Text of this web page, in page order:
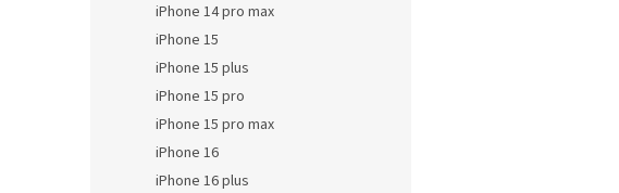
iPhone 14 pro max
iPhone 15
iPhone 15 plus
iPhone 15 pro
iPhone 15 pro max
iPhone 16
iPhone 16 plus